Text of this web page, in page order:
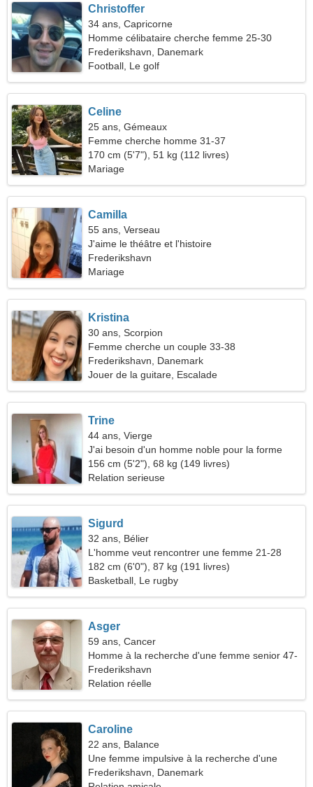
Christoffer
34 ans, Capricorne
Homme célibataire cherche femme 25-30
Frederikshavn, Danemark
Football, Le golf
Celine
25 ans, Gémeaux
Femme cherche homme 31-37
170 cm (5'7"), 51 kg (112 livres)
Mariage
Camilla
55 ans, Verseau
J'aime le théâtre et l'histoire
Frederikshavn
Mariage
Kristina
30 ans, Scorpion
Femme cherche un couple 33-38
Frederikshavn, Danemark
Jouer de la guitare, Escalade
Trine
44 ans, Vierge
J'ai besoin d'un homme noble pour la forme
physique
156 cm (5'2"), 68 kg (149 livres)
Relation serieuse
Sigurd
32 ans, Bélier
L'homme veut rencontrer une femme 21-28
182 cm (6'0"), 87 kg (191 livres)
Basketball, Le rugby
Asger
59 ans, Cancer
Homme à la recherche d'une femme senior 47-
55
Frederikshavn
Relation réelle
Caroline
22 ans, Balance
Une femme impulsive à la recherche d'une
relation durable
Frederikshavn, Danemark